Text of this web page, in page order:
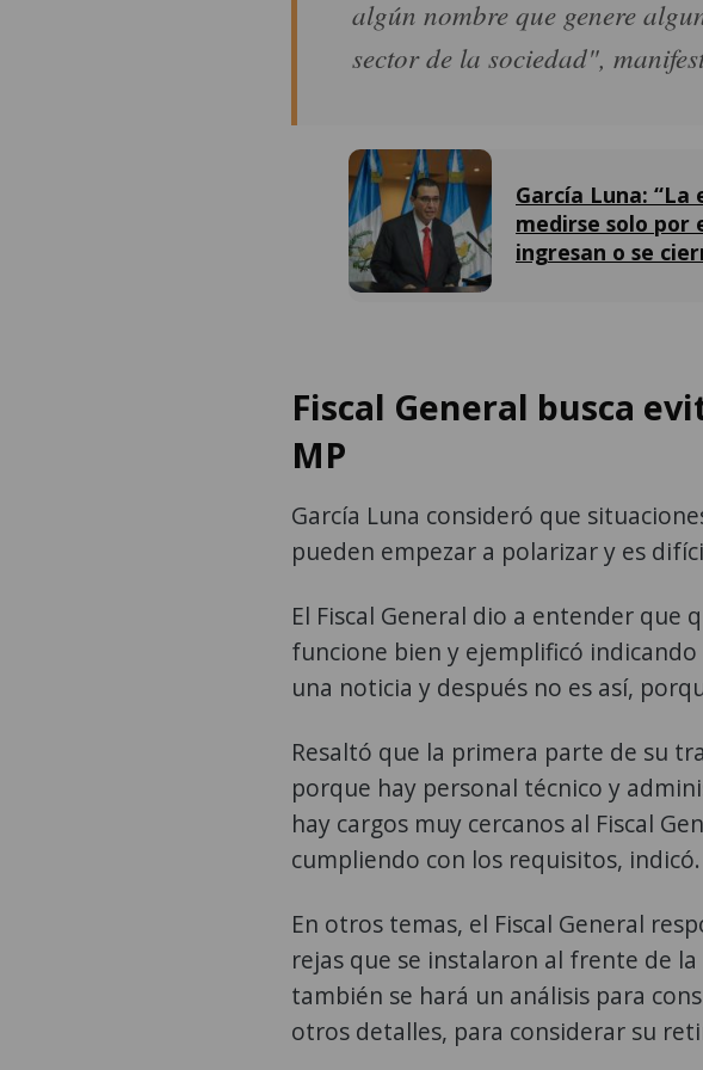
algún nombre que genere
sector de la sociedad",
García Luna: “La
medirse solo por
ingresan o se
Fiscal General busca
MP
García Luna consideró que
pueden empezar a polarizar y es
El Fiscal General dio a entender
funcione bien y ejemplificó
una noticia y después no es así,
Resaltó que la primera parte de su
porque hay personal técnico y
hay cargos muy cercanos al Fiscal
cumpliendo con los requisitos, indicó.
En otros temas, el Fiscal General
rejas que se instalaron al frente de
también se hará un análisis para
otros detalles, para considerar su